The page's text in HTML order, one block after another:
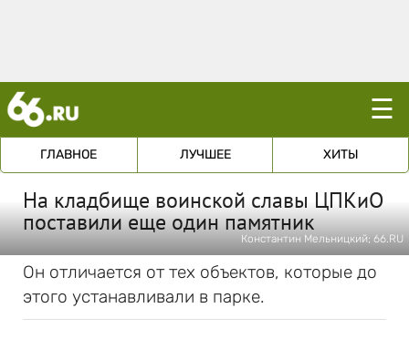
☰
ГЛАВНОЕ ЛУЧШЕЕ ХИТЫ
На кладбище воинской славы ЦПКиО
поставили еще один памятник
Константин Мельницкий; 66.RU
Он отличается от тех объектов, которые до
этого устанавливали в парке.